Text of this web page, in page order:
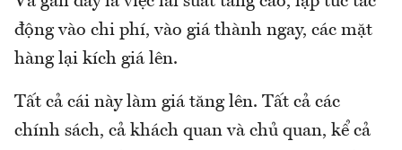
động vào chi phí, vào giá thành ngay, các mặt
hàng lại kích giá lên.
Tất cả cái này làm giá tăng lên. Tất cả các
chính sách, cả khách quan và chủ quan, kể cả